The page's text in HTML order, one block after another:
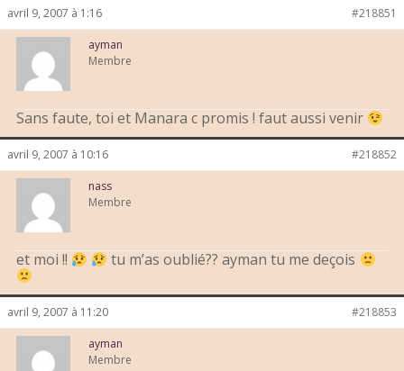
avril 9, 2007 à 1:16 #218851
ayman
Membre
Sans faute, toi et Manara c promis ! faut aussi venir
avril 9, 2007 à 10:16 #218852
nass
Membre
et moi !! tu m’as oublié?? ayman tu me deçois
avril 9, 2007 à 11:20 #218853
ayman
Membre